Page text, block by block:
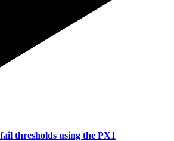
thresholds using the PX1